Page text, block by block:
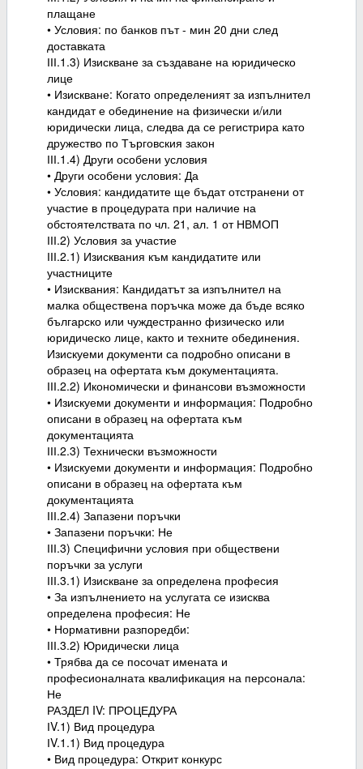
плащане
• Условия: по банков път - мин 20 дни след
доставката
ІІІ.1.3) Изискване за създаване на юридическо
лице
• Изискване: Когато определеният за изпълнител
кандидат е обединение на физически и/или
юридически лица, следва да се регистрира като
дружество по Търговския закон
ІІІ.1.4) Други особени условия
• Други особени условия: Да
• Условия: кандидатите ще бъдат отстранени от
участие в процедурата при наличие на
обстоятелствата по чл. 21, ал. 1 от НВМОП
ІІІ.2) Условия за участие
ІІІ.2.1) Изисквания към кандидатите или
участниците
• Изисквания: Кандидатът за изпълнител на
малка обществена поръчка може да бъде всяко
българско или чуждестранно физическо или
юридическо лице, както и техните обединения.
Изискуеми документи са подробно описани в
образец на офертата към документацията.
ІІІ.2.2) Икономически и финансови възможности
• Изискуеми документи и информация: Подробно
описани в образец на офертата към
документацията
ІІІ.2.3) Технически възможности
• Изискуеми документи и информация: Подробно
описани в образец на офертата към
документацията
ІІІ.2.4) Запазени поръчки
• Запазени поръчки: Не
ІІІ.3) Специфични условия при обществени
поръчки за услуги
ІІІ.3.1) Изискване за определена професия
• За изпълнението на услугата се изисква
определена професия: Не
• Нормативни разпоредби:
ІІІ.3.2) Юридически лица
• Трябва да се посочат имената и
професионалната квалификация на персонала:
Не
РАЗДЕЛ IV: ПРОЦЕДУРА
ІV.1) Вид процедура
ІV.1.1) Вид процедура
• Вид процедура: Открит конкурс